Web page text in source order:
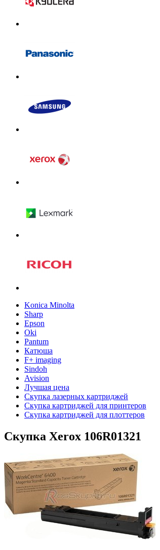
Konica Minolta
Sharp
Epson
Oki
Pantum
Катюша
F+ imaging
Sindoh
Avision
Лучшая цена
Скупка лазерных картриджей
Скупка картриджей для принтеров
Скупка картриджей для плоттеров
Скупка Xerox 106R01321